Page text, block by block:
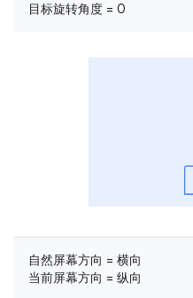
目标旋转角度 = 0
自然屏幕方向 = 横向
当前屏幕方向 = 纵向